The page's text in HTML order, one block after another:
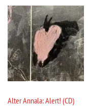
Alter Annala: Alert! (CD)